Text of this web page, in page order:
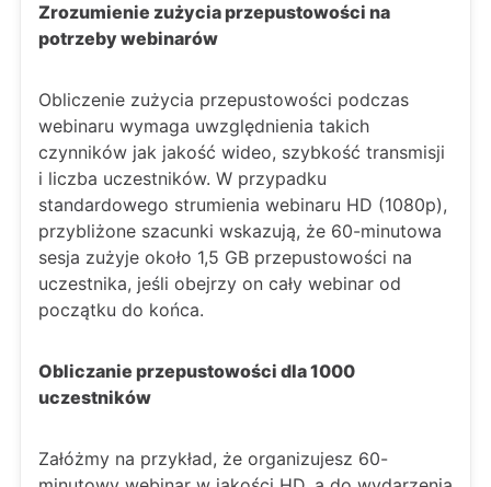
Zrozumienie zużycia przepustowości na
potrzeby webinarów
Obliczenie zużycia przepustowości podczas
webinaru wymaga uwzględnienia takich
czynników jak jakość wideo, szybkość transmisji
i liczba uczestników. W przypadku
standardowego strumienia webinaru HD (1080p),
przybliżone szacunki wskazują, że 60-minutowa
sesja zużyje około 1,5 GB przepustowości na
uczestnika, jeśli obejrzy on cały webinar od
początku do końca.
Obliczanie przepustowości dla 1000
uczestników
Załóżmy na przykład, że organizujesz 60-